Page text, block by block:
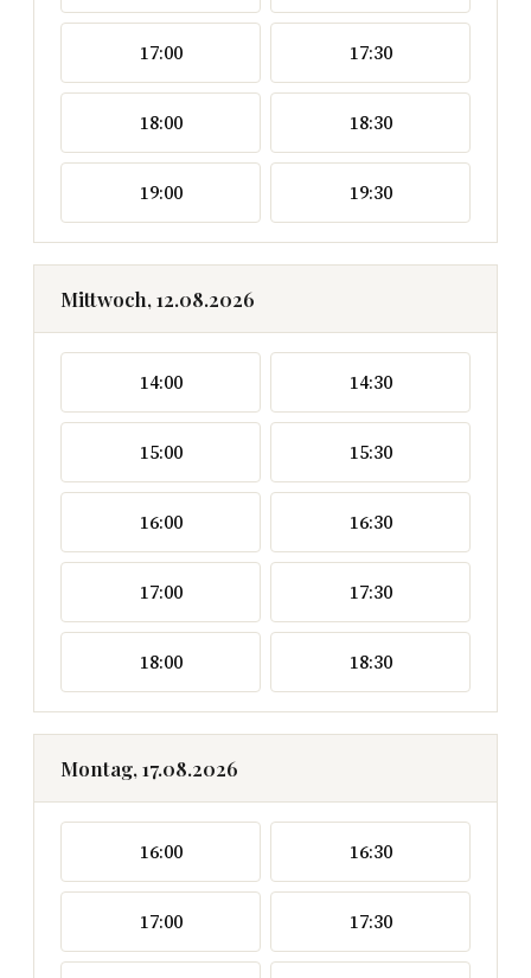
17:00 17:30
18:00 18:30
19:00 19:30
Mittwoch, 12.08.2026
14:00 14:30
15:00 15:30
16:00 16:30
17:00 17:30
18:00 18:30
Montag, 17.08.2026
16:00 16:30
17:00 17:30